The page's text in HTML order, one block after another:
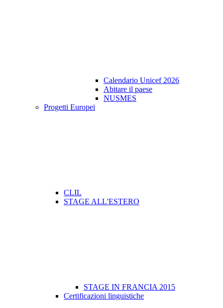
Calendario Unicef 2026
Abitare il paese
NUSMES
Progetti Europei
CLIL
STAGE ALL'ESTERO
STAGE IN FRANCIA 2015
Certificazioni linguistiche